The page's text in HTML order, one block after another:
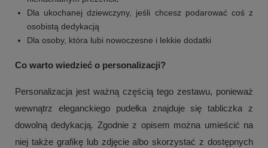
Dla ukochanej dziewczyny, jeśli chcesz podarować coś z
osobistą dedykacją
Dla osoby, która lubi nowoczesne i lekkie dodatki
Co warto wiedzieć o personalizacji?
Personalizacja jest ważną częścią tego zestawu, ponieważ
wewnątrz eleganckiego pudełka znajduje się tabliczka z
dowolną dedykacją. Zgodnie z opisem można umieścić na
niej także grafikę lub zdjęcie albo skorzystać z dostępnych